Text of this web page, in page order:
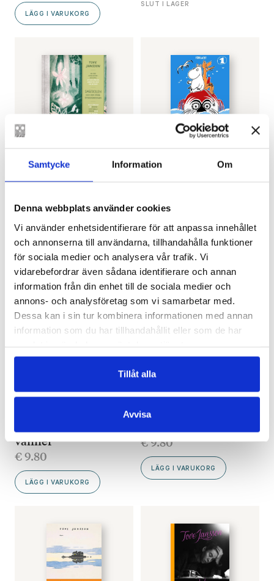
Samtycke Information Om
Denna webbplats använder cookies
Vi använder enhetsidentifierare för att anpassa innehållet
och annonserna till användarna, tillhandahålla funktioner
för sociala medier och analysera vår trafik. Vi
vidarebefordrar även sådana identifierare och annan
information från din enhet till de sociala medier och
annons- och analysföretag som vi samarbetar med.
Dessa kan i sin tur kombinera informationen med annan
information som du har tillhandahållit eller som de har
Tillåt alla
Avvisa
LÄGG I VARUKORG
SLUT I LAGER
TOVE JANSSON
Småtrollen och den
översvämningen –
€24.30
SLUT I LAGER
TOVE JANSSON
€33.80
LÄGG I VARUKORG
TOVE JANSSON
vänner
€9.80
LÄGG I VARUKORG
TOVE JANSSON
Mumin och Lilla My
€9.80
LÄGG I VARUKORG